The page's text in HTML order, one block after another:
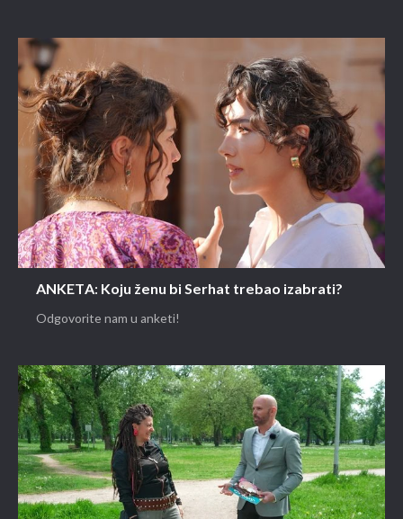
ANKETA: Koju ženu bi Serhat trebao izabrati?
Odgovorite nam u anketi!